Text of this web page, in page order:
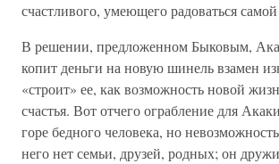
счастливого, умеющего радоваться
В решении, предложенном Быковым,
копит деньги на новую шинель взамен
«строит» ее, как возможность новой
счастья. Вот отчего ограбление для
горе бедного человека, но
него нет семьи, друзей, родных; он